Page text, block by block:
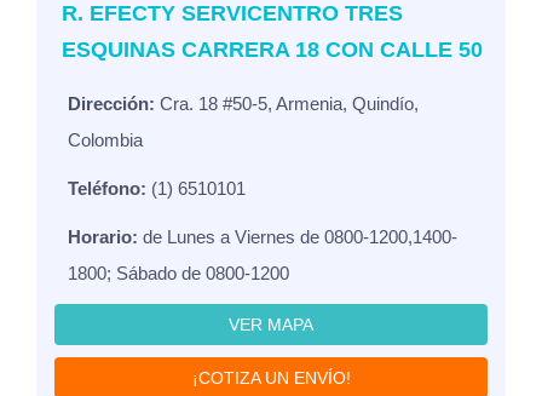
R. EFECTY SERVICENTRO TRES
ESQUINAS CARRERA 18 CON CALLE 50
Dirección: Cra. 18 #50-5, Armenia, Quindío,
Colombia
Teléfono: (1) 6510101
Horario: de Lunes a Viernes de 0800-1200,1400-
1800; Sábado de 0800-1200
VER MAPA
¡COTIZA UN ENVÍO!